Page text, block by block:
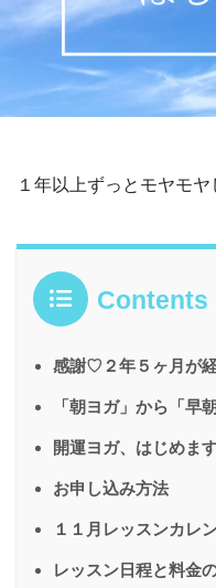
１年以上ずっとモヤモヤ
Contents
感謝♡２年５ヶ月が
「朝ヨガ」から「早
開運ヨガ、はじめま
お申し込み方法
１１月レッスンカレ
レッスン日程と料金